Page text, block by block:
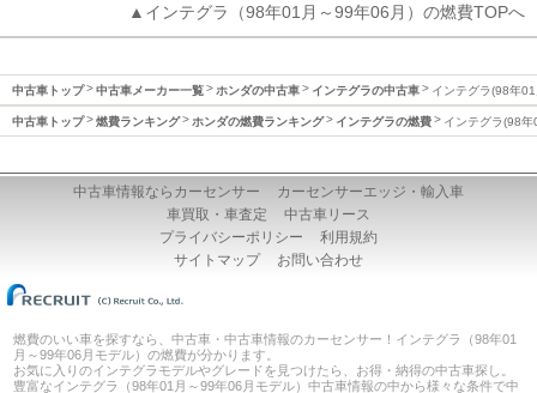
▲インテグラ（98年01月～99年06月）の燃費TOPへ
中古車トップ 中古車メーカー一覧 ホンダの中古車 インテグラの中古車 インテグラ(98年
中古車トップ 燃費ランキング ホンダの燃費ランキング インテグラの燃費 インテグラ(98
中古車情報ならカーセンサー
カーセンサーエッジ・輸入車
車買取・車査定
中古車リース
プライバシーポリシー
利用規約
サイトマップ
お問い合わせ
燃費のいい車を探すなら、中古車・中古車情報のカーセンサー！インテグラ（98年01
月～99年06月モデル）の燃費が分かります。
お気に入りのインテグラモデルやグレードを見つけたら、お得・納得の中古車探し。
豊富なインテグラ（98年01月～99年06月モデル）中古車情報の中から様々な条件で中